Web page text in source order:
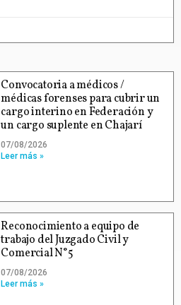
Convocatoria a médicos /
médicas forenses para cubrir un
cargo interino en Federación y
un cargo suplente en Chajarí
07/08/2026
Leer más »
Reconocimiento a equipo de
trabajo del Juzgado Civil y
Comercial N°5
07/08/2026
Leer más »